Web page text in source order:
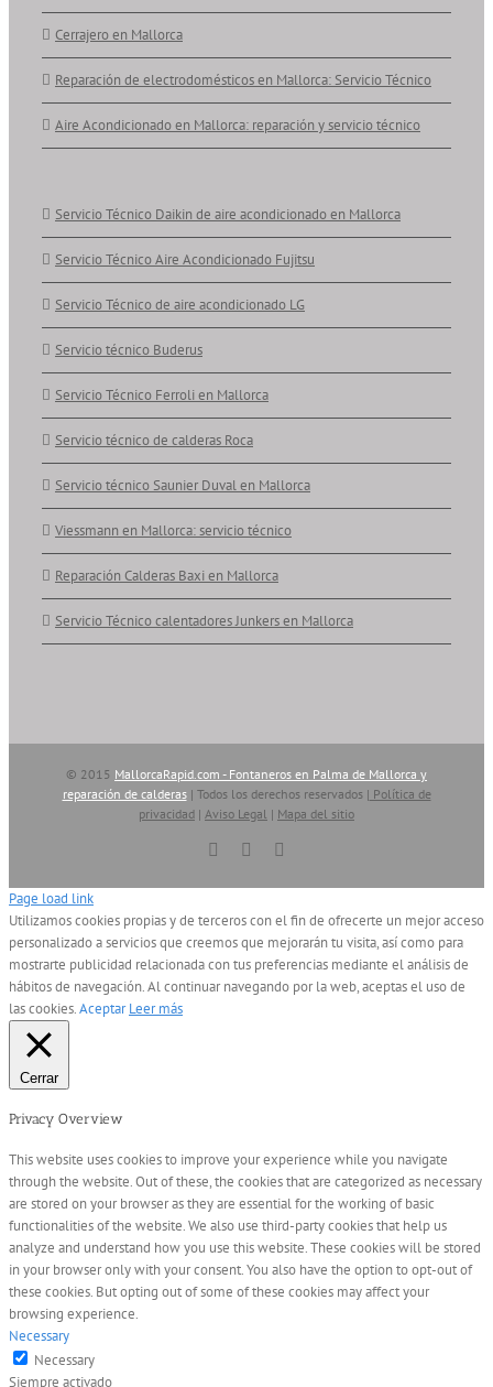
Cerrajero en Mallorca
Reparación de electrodomésticos en Mallorca: Servicio Técnico
Aire Acondicionado en Mallorca: reparación y servicio técnico
Servicio Técnico Daikin de aire acondicionado en Mallorca
Servicio Técnico Aire Acondicionado Fujitsu
Servicio Técnico de aire acondicionado LG
Servicio técnico Buderus
Servicio Técnico Ferroli en Mallorca
Servicio técnico de calderas Roca
Servicio técnico Saunier Duval en Mallorca
Viessmann en Mallorca: servicio técnico
Reparación Calderas Baxi en Mallorca
Servicio Técnico calentadores Junkers en Mallorca
© 2015 MallorcaRapid.com - Fontaneros en Palma de Mallorca y
reparación de calderas| Todos los derechos reservados | Política de
privacidad | Aviso Legal | Mapa del sitio
Vimeo YouTube
Page load link
Utilizamos cookies propias y de terceros con el fin de ofrecerte un mejor acceso
personalizado a servicios que creemos que mejorarán tu visita, así como para
mostrarte publicidad relacionada con tus preferencias mediante el análisis de
hábitos de navegación. Al continuar navegando por la web, aceptas el uso de
las cookies.Aceptar Leer más
Cerrar
Privacy Overview
This website uses cookies to improve your experience while you navigate
through the website. Out of these, the cookies that are categorized as necessary
are stored on your browser as they are essential for the working of basic
functionalities of the website. We also use third-party cookies that help us
analyze and understand how you use this website. These cookies will be stored
in your browser only with your consent. You also have the option to opt-out of
these cookies. But opting out of some of these cookies may affect your
browsing experience.
Necessary
Necessary
Siempre activado